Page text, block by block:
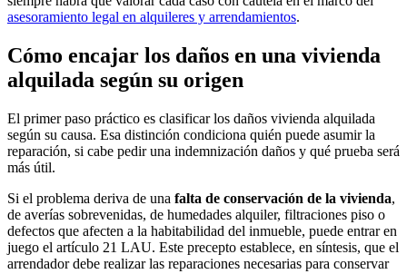
asesoramiento legal en alquileres y arrendamientos.
Cómo encajar los daños en una vivienda
alquilada según su origen
El primer paso práctico es clasificar los daños vivienda alquilada
según su causa. Esa distinción condiciona quién puede asumir la
reparación, si cabe pedir una indemnización daños y qué prueba será
más útil.
Si el problema deriva de una falta de conservación de la vivienda,
de averías sobrevenidas, de humedades alquiler, filtraciones piso o
defectos que afecten a la habitabilidad del inmueble, puede entrar en
juego el artículo 21 LAU. Este precepto establece, en síntesis, que el
arrendador debe realizar las reparaciones necesarias para conservar